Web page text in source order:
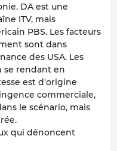
DA est une
ITV, mais
PBS. Les facteurs
sont dans
des USA. Les
se rendant en
est d'origine
commerciale,
le scénario, mais
qui dénoncent